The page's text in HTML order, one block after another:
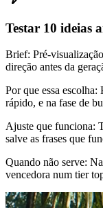
Testar 10 ideias
Brief: Pré-
direção antes da
Por que essa escolha:
rápido, e na fase de
Ajuste que funciona:
salve as frases que
Quando não serve:
vencedora num tier